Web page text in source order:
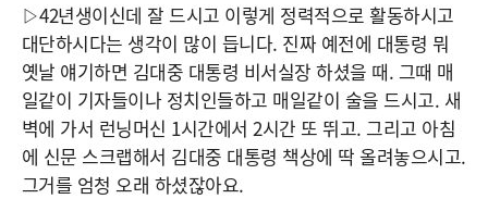
▷42년생이신데 잘 드시고 이렇게 정력적으로 활동하시고
대단하시다는 생각이 많이 듭니다. 진짜 예전에 대통령 뭐
옛날 얘기하면 김대중 대통령 비서실장 하셨을 때. 그때 매
일같이 기자들이나 정치인들하고 매일같이 술을 드시고. 새
벽에 가서 런닝머신 1시간에서 2시간 또 뛰고. 그리고 아침
에 신문 스크랩해서 김대중 대통령 책상에 딱 올려놓으시고.
그거를 엄청 오래 하셨잖아요.